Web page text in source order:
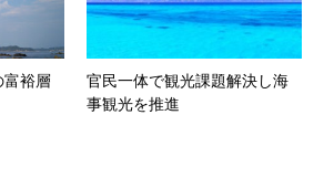
富裕層
官民一体で観光課題解決し海
事観光を推進